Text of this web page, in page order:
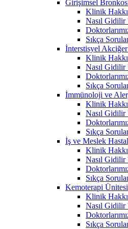
Girişimsel
Klinik
Nasıl Gidilir
Sıkça
İnterstisyel
Klinik
Nasıl Gidilir
Sıkça
İmmünoloji ve
Klinik
Nasıl Gidilir
Sıkça
İş ve Meslek
Klinik
Nasıl Gidilir
Sıkça
Kemoterapi Ünitesi
Klinik
Nasıl Gidilir
Sıkça